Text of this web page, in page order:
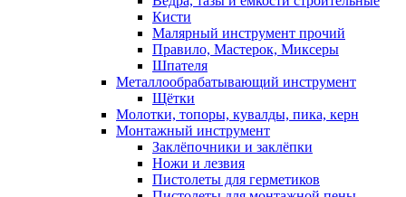
Кисти
Малярный инструмент прочий
Правило, Мастерок, Миксеры
Шпателя
Металлообрабатывающий инструмент
Щётки
Молотки, топоры, кувалды, пика, керн
Монтажный инструмент
Заклёпочники и заклёпки
Ножи и лезвия
Пистолеты для герметиков